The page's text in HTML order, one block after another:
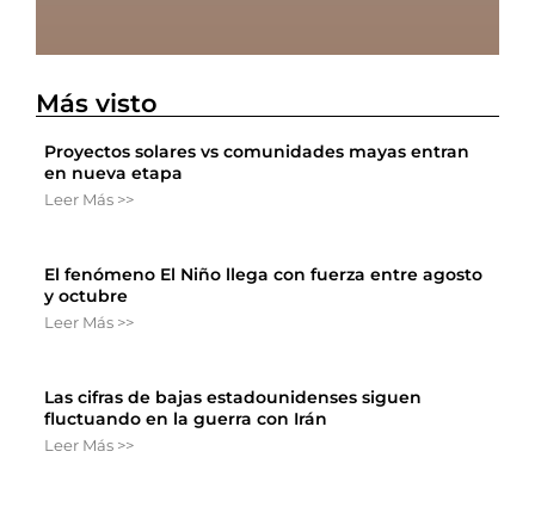
Más visto
Proyectos solares vs comunidades mayas entran
en nueva etapa
Leer Más >>
El fenómeno El Niño llega con fuerza entre agosto
y octubre
Leer Más >>
Las cifras de bajas estadounidenses siguen
fluctuando en la guerra con Irán
Leer Más >>